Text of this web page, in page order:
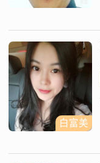
白富美